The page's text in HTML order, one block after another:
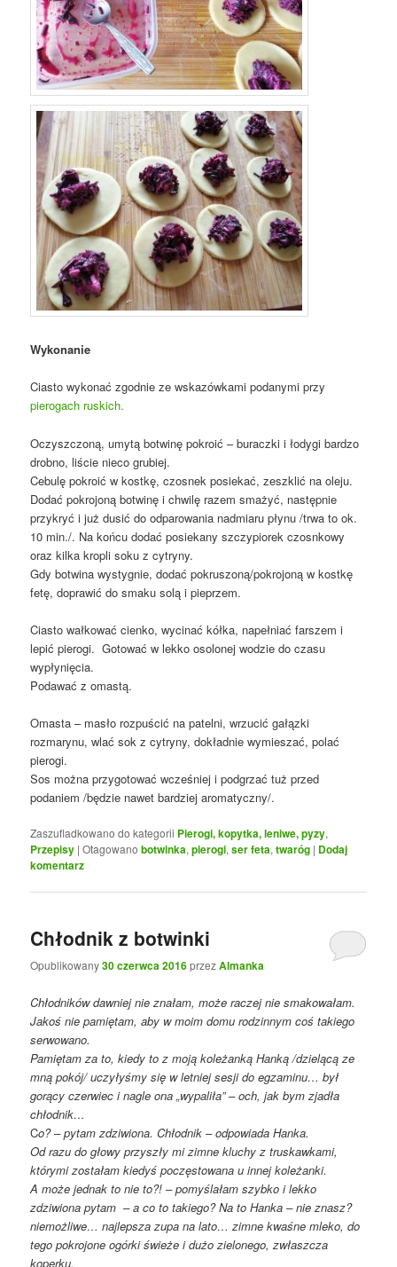
Wykonanie
Ciasto wykonać zgodnie ze wskazówkami podanymi przy
pierogach ruskich.
Oczyszczoną, umytą botwinę pokroić – buraczki i łodygi bardzo
drobno, liście nieco grubiej.
Cebulę pokroić w kostkę, czosnek posiekać, zeszklić na oleju.
Dodać pokrojoną botwinę i chwilę razem smażyć, następnie
przykryć i już dusić do odparowania nadmiaru płynu /trwa to ok.
10 min./. Na końcu dodać posiekany szczypiorek czosnkowy
oraz kilka kropli soku z cytryny.
Gdy botwina wystygnie, dodać pokruszoną/pokrojoną w kostkę
fetę, doprawić do smaku solą i pieprzem.
Ciasto wałkować cienko, wycinać kółka, napełniać farszem i
lepić pierogi. Gotować w lekko osolonej wodzie do czasu
wypłynięcia.
Podawać z omastą.
Omasta – masło rozpuścić na patelni, wrzucić gałązki
rozmarynu, wlać sok z cytryny, dokładnie wymieszać, polać
pierogi.
Sos można przygotować wcześniej i podgrzać tuż przed
podaniem /będzie nawet bardziej aromatyczny/.
Zaszufladkowano do kategorii Pierogi, kopytka, leniwe, pyzy,
Przepisy |Otagowano botwinka,pierogi,ser feta,twaróg | Dodaj
komentarz
Chłodnik z botwinki
Opublikowany30 czerwca 2016przezAlmanka
Chłodników dawniej nie znałam, może raczej nie smakowałam.
Jakoś nie pamiętam, aby w moim domu rodzinnym coś takiego
serwowano.
Pamiętam za to, kiedy to z moją koleżanką Hanką /dzielącą ze
mną pokój/ uczyłyśmy się w letniej sesji do egzaminu… był
gorący czerwiec i nagle ona „wypaliła” – och, jak bym zjadła
chłodnik…
Co? – pytam zdziwiona. Chłodnik – odpowiada Hanka.
Od razu do głowy przyszły mi zimne kluchy z truskawkami,
którymi zostałam kiedyś poczęstowana u innej koleżanki.
A może jednak to nie to?! – pomyślałam szybko i lekko
zdziwiona pytam – a co to takiego? Na to Hanka – nie znasz?
niemożliwe… najlepsza zupa na lato… zimne kwaśne mleko, do
tego pokrojone ogórki świeże i dużo zielonego, zwłaszcza
koperku.